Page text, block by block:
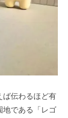
ば伝わるほど有
地である「レゴ